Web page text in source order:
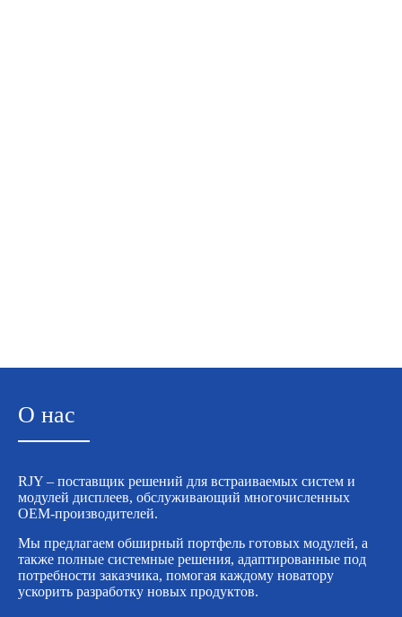
О нас
RJY – поставщик решений для встраиваемых систем и
модулей дисплеев, обслуживающий многочисленных
OEM-производителей.
Мы предлагаем обширный портфель готовых модулей, а
также полные системные решения, адаптированные под
потребности заказчика, помогая каждому новатору
ускорить разработку новых продуктов.